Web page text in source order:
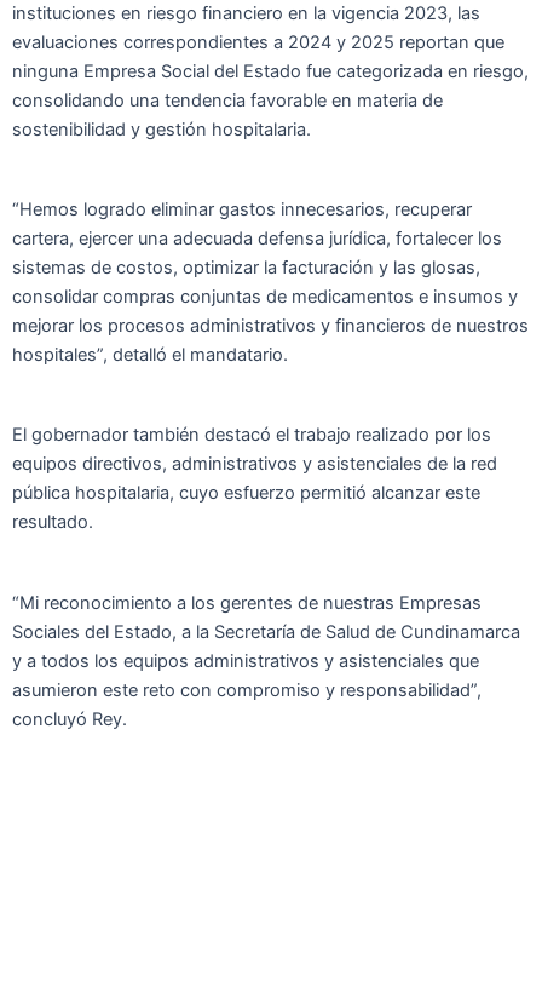
instituciones en riesgo financiero en la vigencia 2023, las
evaluaciones correspondientes a 2024 y 2025 reportan que
ninguna Empresa Social del Estado fue categorizada en riesgo,
consolidando una tendencia favorable en materia de
sostenibilidad y gestión hospitalaria.
“Hemos logrado eliminar gastos innecesarios, recuperar
cartera, ejercer una adecuada defensa jurídica, fortalecer los
sistemas de costos, optimizar la facturación y las glosas,
consolidar compras conjuntas de medicamentos e insumos y
mejorar los procesos administrativos y financieros de nuestros
hospitales”, detalló el mandatario.
El gobernador también destacó el trabajo realizado por los
equipos directivos, administrativos y asistenciales de la red
pública hospitalaria, cuyo esfuerzo permitió alcanzar este
resultado.
“Mi reconocimiento a los gerentes de nuestras Empresas
Sociales del Estado, a la Secretaría de Salud de Cundinamarca
y a todos los equipos administrativos y asistenciales que
asumieron este reto con compromiso y responsabilidad”,
concluyó Rey.